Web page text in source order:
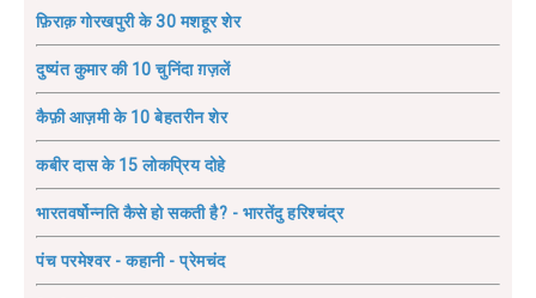
फ़िराक़ गोरखपुरी के 30 मशहूर शेर
दुष्यंत कुमार की 10 चुनिंदा ग़ज़लें
कैफ़ी आज़मी के 10 बेहतरीन शेर
कबीर दास के 15 लोकप्रिय दोहे
भारतवर्षोन्नति कैसे हो सकती है? - भारतेंदु हरिश्चंद्र
पंच परमेश्वर - कहानी - प्रेमचंद